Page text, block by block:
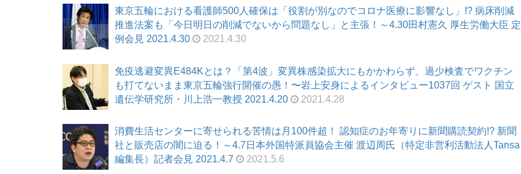
東京五輪における看護師500人確保は「役割が別なのでコロナ医療に影響なし」!? 病床削減
推進法案も「今日明日の削減でないから問題なし」と主張！～4.30田村憲久 厚生労働大臣 定
例会見 2021.4.30
2021.4.30
免疫逃避変異E484Kとは？「第4波」変異株感染拡大にもかかわらず、過少検査でワクチン
も打てないまま東京五輪強行開催の愚！〜岩上安身によるインタビュー1037回 ゲスト 国立
遺伝学研究所・川上浩一教授 2021.4.20
2021.4.28
消費生活センターに寄せられる苦情は月100件超！ 認知症のお年寄りに新聞購読契約!? 新聞
社と販売店の闇に迫る！～4.7日本外国特派員協会主催 渡辺周氏（特定非営利活動法人Tansa
編集長）記者会見 2021.4.7
2021.5.6